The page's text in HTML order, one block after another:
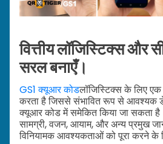
वित्तीय लॉजिस्टिक्स और
सरल बनाएँ।
GS1 क्यूआर कोडलॉजिस्टिक्स के लिए एक
करता है जिससे संभावित रूप से आवश्यक
क्यूआर कोड में समेकित किया जा सकता
सामग्री, वजन, आयाम, और अन्य प्रमुख
विनियामक आवश्यकताओं को पूरा करने